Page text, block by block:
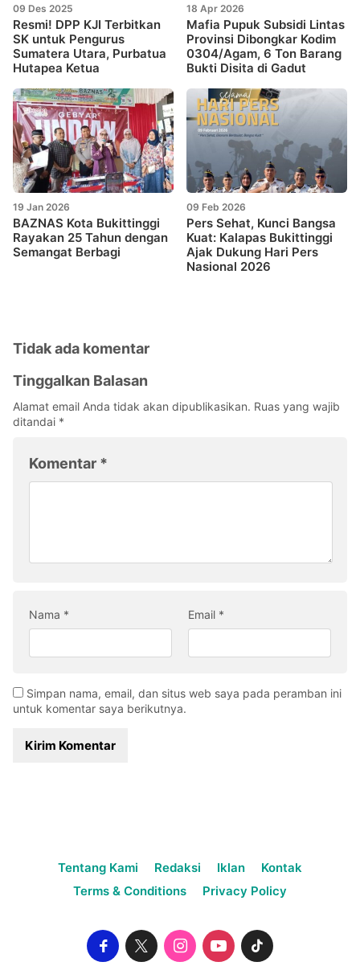
09 Des 2025
Resmi! DPP KJI Terbitkan
SK untuk Pengurus
Sumatera Utara, Purbatua
Hutapea Ketua
18 Apr 2026
Mafia Pupuk Subsidi Lintas
Provinsi Dibongkar Kodim
0304/Agam, 6 Ton Barang
Bukti Disita di Gadut
19 Jan 2026
BAZNAS Kota Bukittinggi
Rayakan 25 Tahun dengan
Semangat Berbagi
09 Feb 2026
Pers Sehat, Kunci Bangsa
Kuat: Kalapas Bukittinggi
Ajak Dukung Hari Pers
Nasional 2026
Tidak ada komentar
Tinggalkan Balasan
Alamat email Anda tidak akan dipublikasikan. Ruas yang wajib
ditandai *
Komentar *
Nama * Email *
Simpan nama, email, dan situs web saya pada peramban ini
untuk komentar saya berikutnya.
Tentang Kami Redaksi Iklan
Kontak
Terms & Conditions
Privacy Policy